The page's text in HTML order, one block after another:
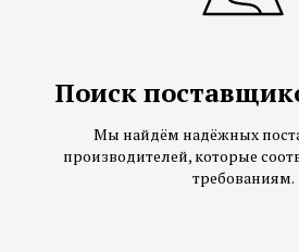
Поиск
Мы найдём надёжных
производителей, которые
требованиям.